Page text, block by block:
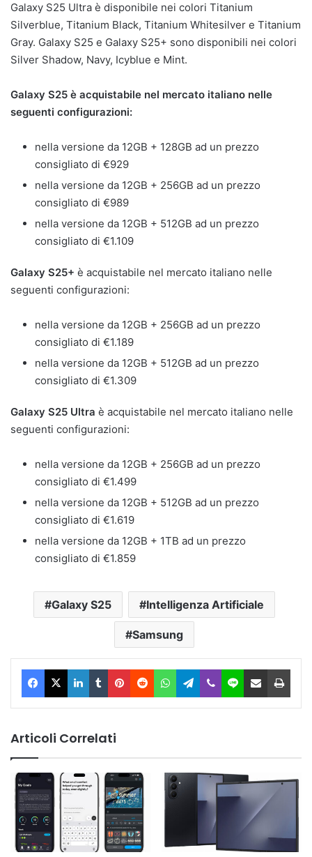
Galaxy S25 Ultra è disponibile nei colori Titanium
Silverblue, Titanium Black, Titanium Whitesilver e Titanium
Gray. Galaxy S25 e Galaxy S25+ sono disponibili nei colori
Silver Shadow, Navy, Icyblue e Mint.
Galaxy S25 è acquistabile nel mercato italiano nelle
seguenti configurazioni:
nella versione da 12GB + 128GB ad un prezzo
consigliato di €929
nella versione da 12GB + 256GB ad un prezzo
consigliato di €989
nella versione da 12GB + 512GB ad un prezzo
consigliato di €1.109
Galaxy S25+ è acquistabile nel mercato italiano nelle
seguenti configurazioni:
nella versione da 12GB + 256GB ad un prezzo
consigliato di €1.189
nella versione da 12GB + 512GB ad un prezzo
consigliato di €1.309
Galaxy S25 Ultra è acquistabile nel mercato italiano nelle
seguenti configurazioni:
nella versione da 12GB + 256GB ad un prezzo
consigliato di €1.499
nella versione da 12GB + 512GB ad un prezzo
consigliato di €1.619
nella versione da 12GB + 1TB ad un prezzo
consigliato di €1.859
Galaxy S25 Intelligenza Artificiale
Samsung
Facebook
X LinkedIn
TumblrPinterest
RedditWhatsAppTelegram
ViberLine Condividi via Email
Articoli Correlati